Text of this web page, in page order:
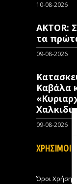
10-08-2026
AKTOR:
τα
09-08-2026
Καβάλα
09-08-2026
ΧΡΗΣΙΜΟΙ
Όροι Χρήσης